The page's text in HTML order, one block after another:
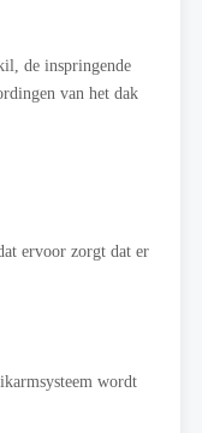
de inspringende
van het dak
ervoor zorgt dat er
wordt